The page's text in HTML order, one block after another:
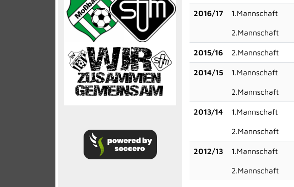
2016/17 1.Mannschaft
2.Mannschaft
2015/16 2.Mannschaft
2014/15 1.Mannschaft
2.Mannschaft
2013/14 1.Mannschaft
2.Mannschaft
2012/13 1.Mannschaft
2.Mannschaft